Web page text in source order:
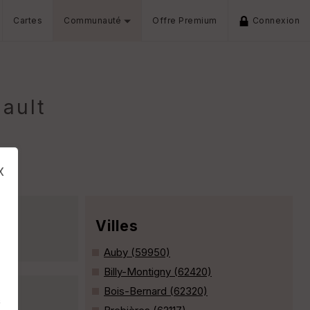
Cartes Communauté Offre Premium Connexion
Villes
Auby (59950)
Billy-Montigny (62420)
Bois-Bernard (62320)